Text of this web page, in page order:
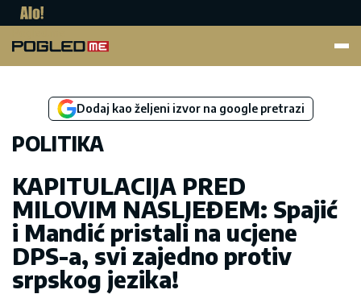
Dodaj kao željeni izvor na google pretrazi
POLITIKA
KAPITULACIJA PRED
MILOVIM NASLJEĐEM: Spajić
i Mandić pristali na ucjene
DPS-a, svi zajedno protiv
srpskog jezika!